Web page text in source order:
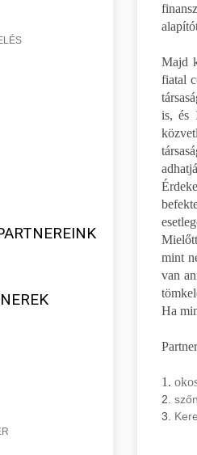
Majd
fiatal
is, és
mint
van
Ha
1.
2.
3.